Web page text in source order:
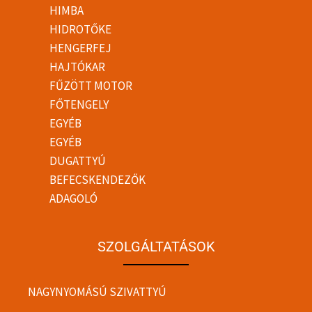
HIMBA
HIDROTŐKE
HENGERFEJ
HAJTÓKAR
FŰZÖTT MOTOR
FŐTENGELY
EGYÉB
EGYÉB
DUGATTYÚ
BEFECSKENDEZŐK
ADAGOLÓ
SZOLGÁLTATÁSOK
NAGYNYOMÁSÚ SZIVATTYÚ